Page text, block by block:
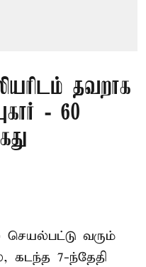
தவறாக
- 60
வரும்
கடந்த 7-ந்தேதி